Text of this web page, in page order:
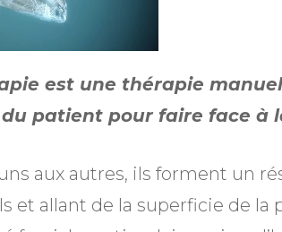
est une thérapie
patient pour faire face à
aux autres, ils forment un
et allant de la superficie de la